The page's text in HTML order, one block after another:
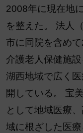
2008年に現在地
を整えた。 法人
市に同院を含め
介護老人保健施
湖西地域で広く
開している。 宝
として地域医療
域に根ざした医